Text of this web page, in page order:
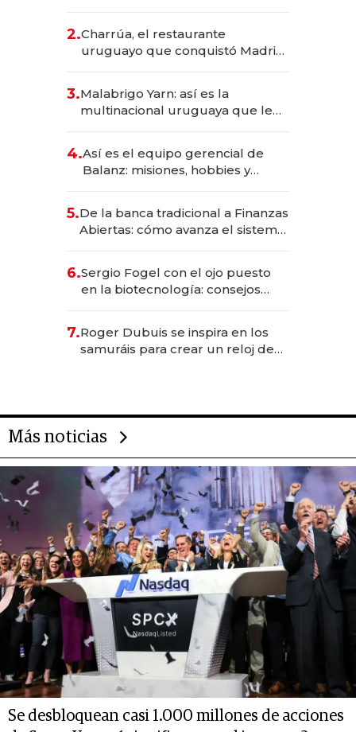
millones
2.Charrúa, el restaurante
uruguayo que conquistó Madrid:
anticipación y prepara apertura
3.Malabrigo Yarn: así es la
multinacional uruguaya que le
4.Así es el equipo gerencial de
Balanz: misiones, hobbies y
5.De la banca tradicional a Finanzas
Abiertas: cómo avanza el sistema
6.Sergio Fogel con el ojo puesto
en la biotecnología: consejos
rol de la IA
7.Roger Dubuis se inspira en los
samuráis para crear un reloj de
Más noticias
Se desbloquean casi 1.000 millones de acciones